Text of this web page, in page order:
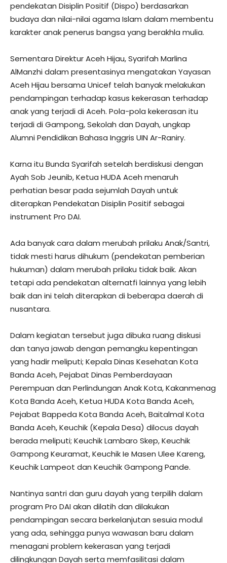
pendekatan Disiplin Positif (Dispo) berdasarkan
budaya dan nilai-nilai agama Islam dalam membentu
karakter anak penerus bangsa yang berakhla mulia.
Sementara Direktur Aceh Hijau, Syarifah Marlina
AlManzhi dalam presentasinya mengatakan Yayasan
Aceh Hijau bersama Unicef telah banyak melakukan
pendampingan terhadap kasus kekerasan terhadap
anak yang terjadi di Aceh. Pola-pola kekerasan itu
terjadi di Gampong, Sekolah dan Dayah, ungkap
Alumni Pendidikan Bahasa Inggris UIN Ar-Raniry.
Karna itu Bunda Syarifah setelah berdiskusi dengan
Ayah Sob Jeunib, Ketua HUDA Aceh menaruh
perhatian besar pada sejumlah Dayah untuk
diterapkan Pendekatan Disiplin Positif sebagai
instrument Pro DAI.
Ada banyak cara dalam merubah prilaku Anak/Santri,
tidak mesti harus dihukum (pendekatan pemberian
hukuman) dalam merubah prilaku tidak baik. Akan
tetapi ada pendekatan alternatfi lainnya yang lebih
baik dan ini telah diterapkan di beberapa daerah di
nusantara.
Dalam kegiatan tersebut juga dibuka ruang diskusi
dan tanya jawab dengan pemangku kepentingan
yang hadir meliputi; Kepala Dinas Kesehatan Kota
Banda Aceh, Pejabat Dinas Pemberdayaan
Perempuan dan Perlindungan Anak Kota, Kakanmenag
Kota Banda Aceh, Ketua HUDA Kota Banda Aceh,
Pejabat Bappeda Kota Banda Aceh, Baitalmal Kota
Banda Aceh, Keuchik (Kepala Desa) dilocus dayah
berada meliputi; Keuchik Lambaro Skep, Keuchik
Gampong Keuramat, Keuchik Ie Masen Ulee Kareng,
Keuchik Lampeot dan Keuchik Gampong Pande.
Nantinya santri dan guru dayah yang terpilih dalam
program Pro DAI akan dilatih dan dilakukan
pendampingan secara berkelanjutan sesuia modul
yang ada, sehingga punya wawasan baru dalam
menagani problem kekerasan yang terjadi
dilingkungan Dayah serta memfasilitasi dalam